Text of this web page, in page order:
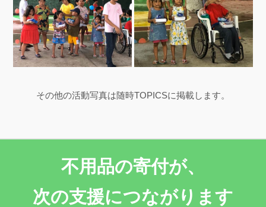
その他の活動写真は随時TOPICSに掲載します。
不用品の寄付が、
次の支援につながります